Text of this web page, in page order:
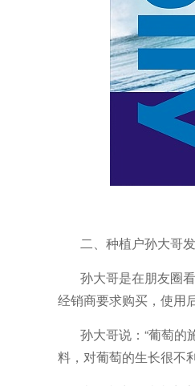
二、种植户孙大哥
孙大哥是在朋友圈
经销商要求购买，使用
孙大哥说： “葡萄的
料，对葡萄的生长很不